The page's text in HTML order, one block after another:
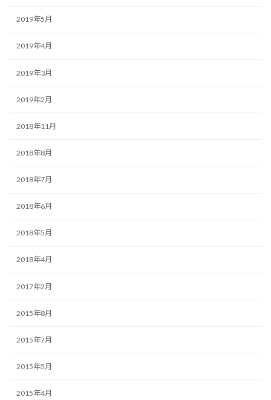
2019年5月
2019年4月
2019年3月
2019年2月
2018年11月
2018年8月
2018年7月
2018年6月
2018年5月
2018年4月
2017年2月
2015年8月
2015年7月
2015年5月
2015年4月